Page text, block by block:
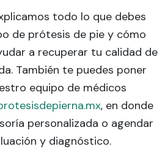
todo lo que debes
de prótesis de pie y cómo
a recuperar tu calidad de
También te puedes poner
equipo de médicos
, en donde
personalizada o agendar
y diagnóstico.